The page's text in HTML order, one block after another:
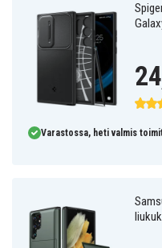
Varastossa, heti valmis